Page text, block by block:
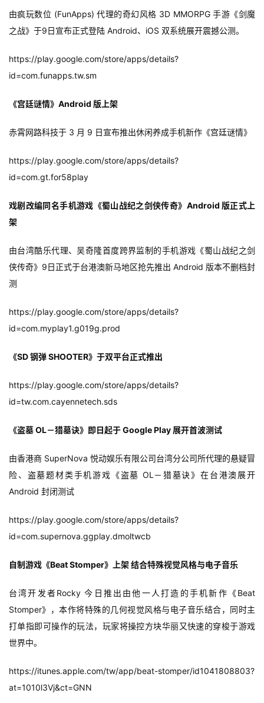
十
三
金
茶
月
0
游
茶
接
会
上
站
文
(
中
)
由疯玩数位 (FunApps) 代理的奇幻风格 3D MMORPG 手游《剑魔
之战》于9日宣布正式登陆 Android、iOS 双系统展开震撼公测。
https://play.google.com/store/apps/details?
id=com.funapps.tw.sm
《宫廷谜情》Android 版上架
赤霄网路科技于 3 月 9 日宣布推出休闲养成手机新作《宫廷谜情》
https://play.google.com/store/apps/details?
id=com.gt.for58play
戏剧改编同名手机游戏《蜀山战纪之剑侠传奇》Android 版正式上
架
由台湾酷乐代理、吴奇隆首度跨界监制的手机游戏《蜀山战纪之剑
侠传奇》9日正式于台港澳新马地区抢先推出 Android 版本不删档封
测
https://play.google.com/store/apps/details?
id=com.myplay1.g019g.prod
《SD 钢弹 SHOOTER》于双平台正式推出
https://play.google.com/store/apps/details?
id=tw.com.cayennetech.sds
《盗墓 OL－猎墓诀》即日起于 Google Play 展开首波测试
由香港商 SuperNova 悦动娱乐有限公司台湾分公司所代理的悬疑冒
险、盗墓题材类手机游戏《盗墓 OL－猎墓诀》在台港澳展开
Android 封闭测试
https://play.google.com/store/apps/details?
id=com.supernova.ggplay.dmoltwcb
自制游戏《Beat Stomper》上架 结合特殊视觉风格与电子音乐
台湾开发者Rocky 今日推出由他一人打造的手机新作《Beat
Stomper》，本作将特殊的几何视觉风格与电子音乐结合，同时主
打单指即可操作的玩法，玩家将操控方块华丽又快速的穿梭于游戏
世界中。
https://itunes.apple.com/tw/app/beat-stomper/id1041808803?
at=1010l3Vj&ct=GNN